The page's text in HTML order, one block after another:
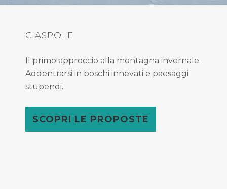
CIASPOLE
Il primo approccio alla montagna invernale.
Addentrarsi in boschi innevati e paesaggi
stupendi.
SCOPRI LE PROPOSTE